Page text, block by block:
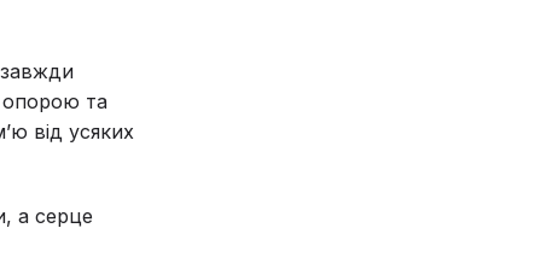
опорою та
від усяких
а серце